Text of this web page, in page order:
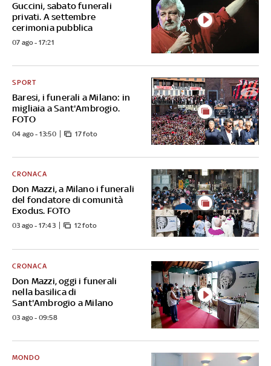
Guccini, sabato funerali
privati. A settembre
cerimonia pubblica
07 ago - 17:21
Baresi, i funerali a Milano: in
migliaia a Sant'Ambrogio.
FOTO
SPORT
04 ago - 13:50 17 foto
Don Mazzi, a Milano i funerali
del fondatore di comunità
Exodus. FOTO
CRONACA
03 ago - 17:43 12 foto
Don Mazzi, oggi i funerali
nella basilica di
Sant'Ambrogio a Milano
CRONACA
03 ago - 09:58
MONDO